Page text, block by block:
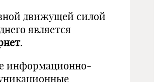
движущей силой
является
.
информационно-